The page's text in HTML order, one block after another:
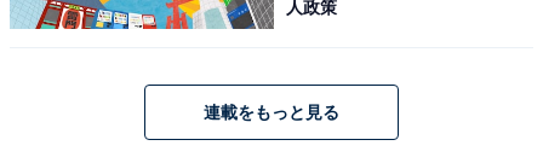
人政策
連載をもっと見る